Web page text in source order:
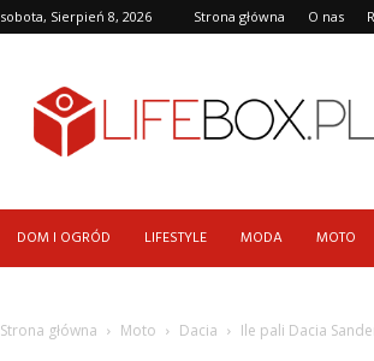
sobota, Sierpień 8, 2026 Strona główna O nas
DOM I OGRÓD LIFESTYLE MODA MOTO
Strona główna Moto Dacia Ile pali Dacia